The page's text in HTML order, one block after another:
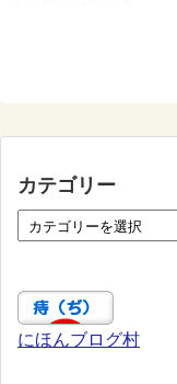
カテゴリー
にほんブログ村